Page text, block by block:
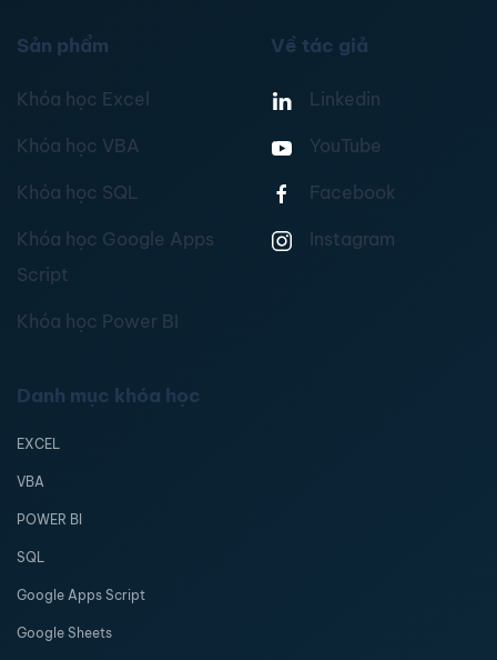
Sản phẩm
Khóa học Excel
Khóa học VBA
Khóa học SQL
Khóa học Google Apps
Script
Khóa học Power BI
Về tác giả
Linkedin
YouTube
Facebook
Instagram
Danh mục khóa học
EXCEL
VBA
POWER BI
SQL
Google Apps Script
Google Sheets